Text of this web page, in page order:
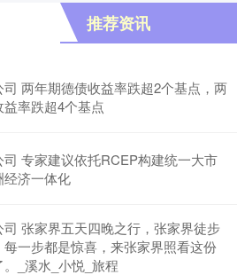
推荐资讯
两年期德债收益率跌超2个基点，两
率跌超4个基点
专家建议依托RCEP构建统一大市
济一体化
张家界五天四晚之行，张家界徒步
一步都是惊喜，来张家界照看这份
_溪水_小悦_旅程